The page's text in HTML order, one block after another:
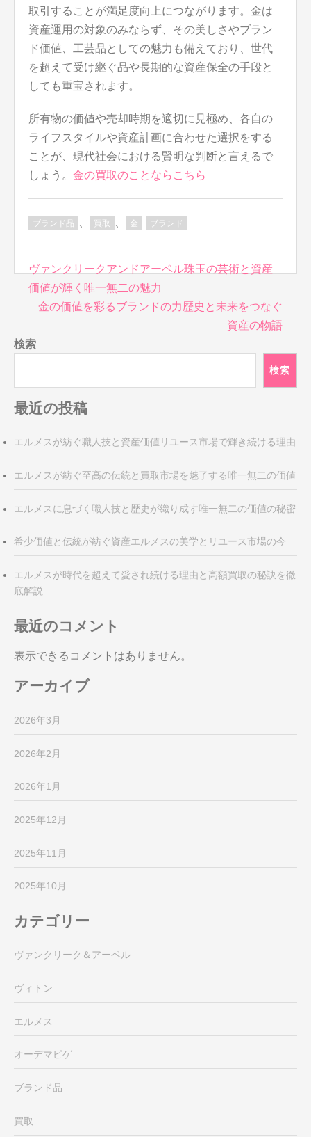
取引することが満足度向上につながります。金は
資産運用の対象のみならず、その美しさやブラン
ド価値、工芸品としての魅力も備えており、世代
を超えて受け継ぐ品や長期的な資産保全の手段と
しても重宝されます。
所有物の価値や売却時期を適切に見極め、各自の
ライフスタイルや資産計画に合わせた選択をする
ことが、現代社会における賢明な判断と言えるで
しょう。 金の買取のことならこちら
ブランド品 買取 金 ブランド
投
稿
ナ
ゲ
ー
ョ
ン
ヴァンクリークアンドアーペル珠玉の芸術と資産
価値が輝く唯一無二の魅力
金の価値を彩るブランドの力歴史と未来をつなぐ
資産の物語
検索
検索
最近の投稿
エルメスが紡ぐ職人技と資産価値リユース市場で輝き続ける理由
エルメスが紡ぐ至高の伝統と買取市場を魅了する唯一無二の価値
エルメスに息づく職人技と歴史が織り成す唯一無二の価値の秘密
希少価値と伝統が紡ぐ資産エルメスの美学とリユース市場の今
エルメスが時代を超えて愛され続ける理由と高額買取の秘訣を徹
底解説
最近のコメント
表示できるコメントはありません。
アーカイブ
2026年3月
2026年2月
2026年1月
2025年12月
2025年11月
2025年10月
カテゴリー
ヴァンクリーク＆アーペル
ヴィトン
エルメス
オーデマピゲ
ブランド品
買取